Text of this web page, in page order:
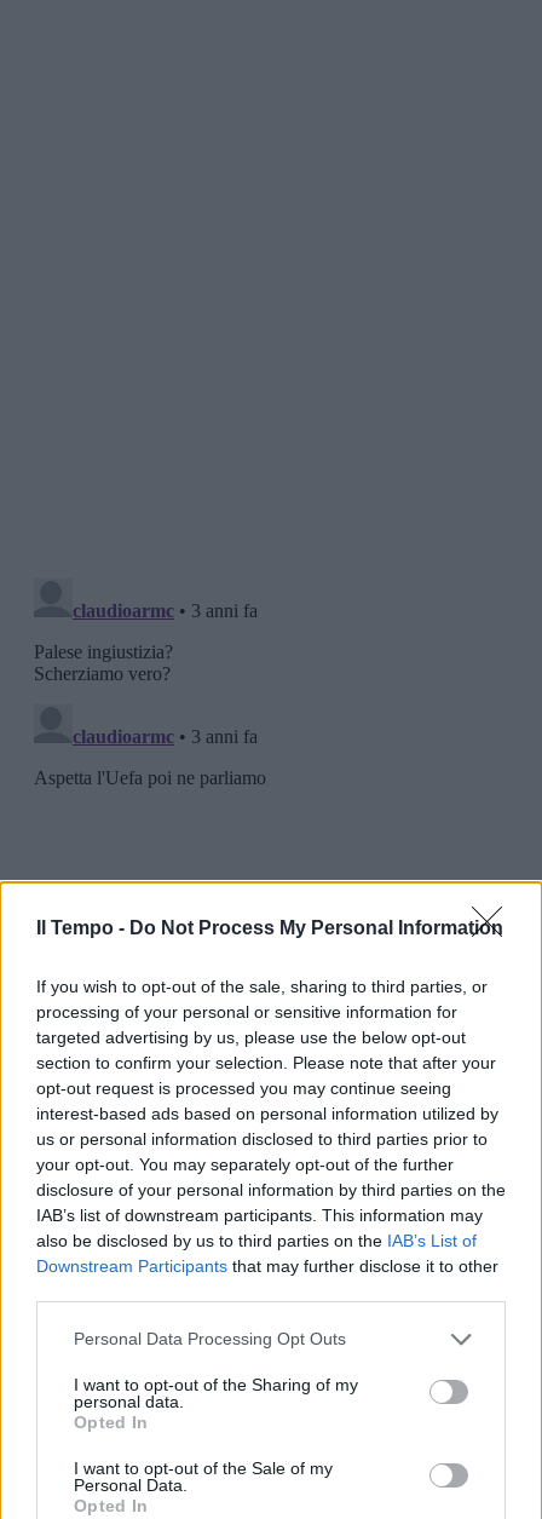
Il Tempo - Do Not Process My Personal Information
If you wish to opt-out of the sale, sharing to third parties, or
processing of your personal or sensitive information for
targeted advertising by us, please use the below opt-out
section to confirm your selection. Please note that after your
opt-out request is processed you may continue seeing
interest-based ads based on personal information utilized by
us or personal information disclosed to third parties prior to
your opt-out. You may separately opt-out of the further
disclosure of your personal information by third parties on the
IAB’s list of downstream participants. This information may
also be disclosed by us to third parties on the IAB’s List of
Downstream Participants that may further disclose it to other
Personal Data Processing Opt Outs
I want to opt-out of the Sharing of my
personal data.
Opted In
I want to opt-out of the Sale of my
Personal Data.
Opted In